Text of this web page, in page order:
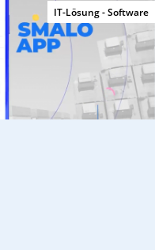
IT-Lösung - Software